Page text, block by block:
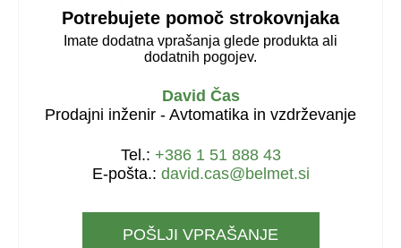
Potrebujete pomoč strokovnjaka
Imate dodatna vprašanja glede produkta ali
dodatnih pogojev.
David Čas
Prodajni inženir - Avtomatika in vzdrževanje
Tel.: +386 1 51 888 43
E-pošta.: david.cas@belmet.si
POŠLJI VPRAŠANJE